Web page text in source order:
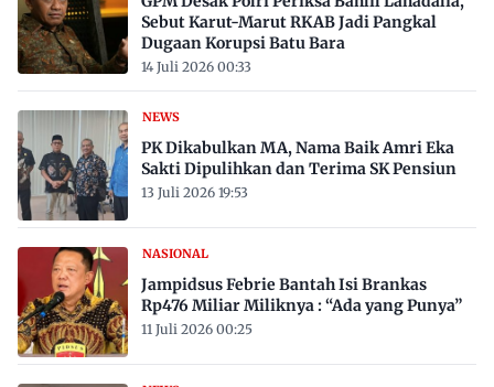
Sebut Karut-Marut RKAB Jadi Pangkal
Dugaan Korupsi Batu Bara
14 Juli 2026 00:33
NEWS
PK Dikabulkan MA, Nama Baik Amri Eka
Sakti Dipulihkan dan Terima SK Pensiun
13 Juli 2026 19:53
NASIONAL
Jampidsus Febrie Bantah Isi Brankas
Rp476 Miliar Miliknya : “Ada yang Punya”
11 Juli 2026 00:25